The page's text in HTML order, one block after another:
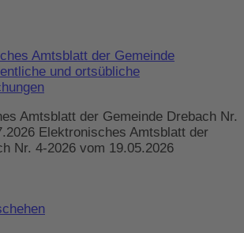
Amtsblatt der Gemeinde Drebach Nr.
Elektronisches Amtsblatt der
Nr. 4-2026 vom 19.05.2026